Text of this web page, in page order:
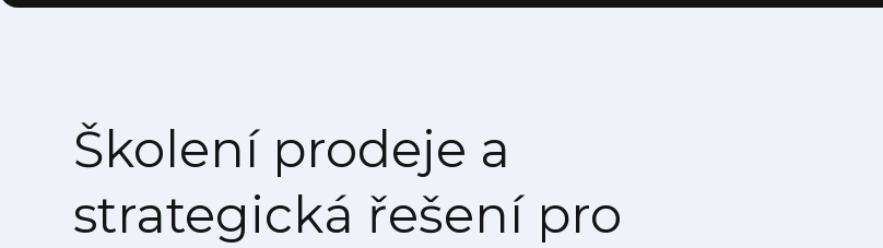
Školení prodeje a
strategická řešení pro